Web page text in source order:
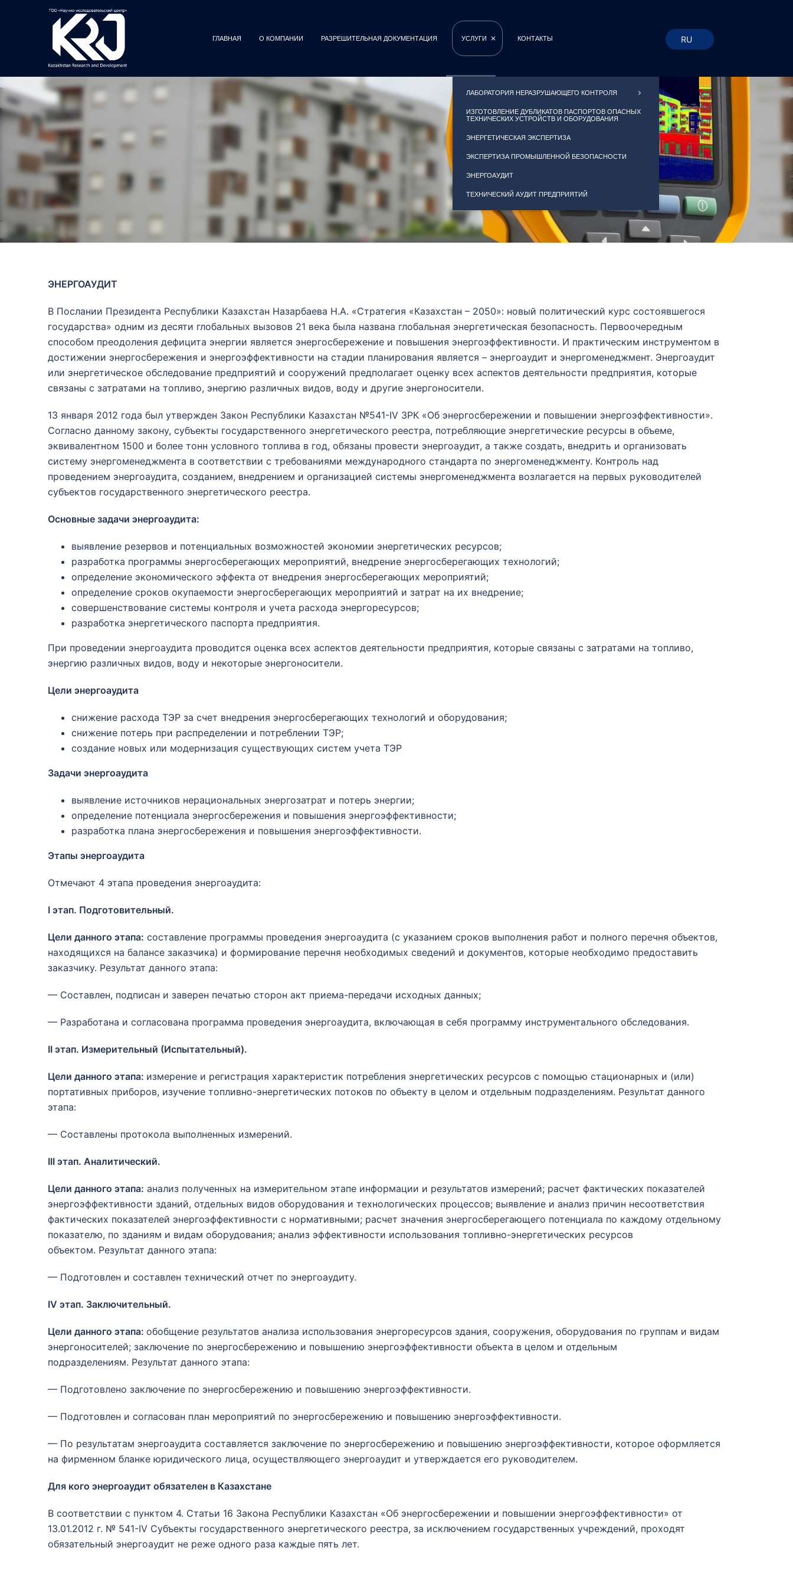
ГЛАВНАЯ О КОМПАНИИ РАЗРЕШИТЕЛЬНАЯ ДОКУМЕНТАЦИЯ УСЛУГИ
ЛАБОРАТОРИЯ НЕРАЗРУШАЮЩЕГО КОНТРОЛЯ
ИЗГОТОВЛЕНИЕ ДУБЛИКАТОВ ПАСПОРТОВ ОПАСНЫХ
ТЕХНИЧЕСКИХ УСТРОЙСТВ И ОБОРУДОВАНИЯ
ЭНЕРГЕТИЧЕСКАЯ ЭКСПЕРТИЗА
ЭКСПЕРТИЗА ПРОМЫШЛЕННОЙ БЕЗОПАСНОСТИ
ЭНЕРГОАУДИТ
ТЕХНИЧЕСКИЙ АУДИТ ПРЕДПРИЯТИЙ
КОНТАКТЫ
ЭНЕРГОАУДИТ
В Послании Президента Республики Казахстан Назарбаева Н.А. «Стратегия «Казахстан – 2050»: новый политический курс состоявшегося
государства» одним из десяти глобальных вызовов 21 века была названа глобальная энергетическая безопасность. Первоочередным
способом преодоления дефицита энергии является энергосбережение и повышения энергоэффективности. И практическим инструментом в
достижении энергосбережения и энергоэффективности на стадии планирования является – энергоаудит и энергоменеджмент. Энергоаудит
или энергетическое обследование предприятий и сооружений предполагает оценку всех аспектов деятельности предприятия, которые
связаны с затратами на топливо, энергию различных видов, воду и другие энергоносители.
13 января 2012 года был утвержден Закон Республики Казахстан №541-IV ЗРК «Об энергосбережении и повышении энергоэффективности».
Согласно данному закону, субъекты государственного энергетического реестра, потребляющие энергетические ресурсы в объеме,
эквивалентном 1500 и более тонн условного топлива в год, обязаны провести энергоаудит, а также создать, внедрить и организовать
систему энергоменеджмента в соответствии с требованиями международного стандарта по энергоменеджменту. Контроль над
проведением энергоаудита, созданием, внедрением и организацией системы энергоменеджмента возлагается на первых руководителей
субъектов государственного энергетического реестра.
Основные задачи энергоаудита:
выявление резервов и потенциальных возможностей экономии энергетических ресурсов;
разработка программы энергосберегающих мероприятий, внедрение энергосберегающих технологий;
определение экономического эффекта от внедрения энергосберегающих мероприятий;
определение сроков окупаемости энергосберегающих мероприятий и затрат на их внедрение;
совершенствование системы контроля и учета расхода энергоресурсов;
разработка энергетического паспорта предприятия.
При проведении энергоаудита проводится оценка всех аспектов деятельности предприятия, которые связаны с затратами на топливо,
энергию различных видов, воду и некоторые энергоносители.
Цели энергоаудита
снижение расхода ТЭР за счет внедрения энергосберегающих технологий и оборудования;
снижение потерь при распределении и потреблении ТЭР;
создание новых или модернизация существующих систем учета ТЭР
Задачи энергоаудита
выявление источников нерациональных энергозатрат и потерь энергии;
определение потенциала энергосбережения и повышения энергоэффективности;
разработка плана энергосбережения и повышения энергоэффективности.
Этапы энергоаудита
Отмечают 4 этапа проведения энергоаудита:
I этап. Подготовительный.
Цели данного этапа: составление программы проведения энергоаудита (с указанием сроков выполнения работ и полного перечня объектов,
находящихся на балансе заказчика) и формирование перечня необходимых сведений и документов, которые необходимо предоставить
заказчику. Результат данного этапа:
— Составлен, подписан и заверен печатью сторон акт приема-передачи исходных данных;
— Разработана и согласована программа проведения энергоаудита, включающая в себя программу инструментального обследования.
II этап. Измерительный (Испытательный).
Цели данного этапа: измерение и регистрация характеристик потребления энергетических ресурсов с помощью стационарных и (или)
портативных приборов, изучение топливно-энергетических потоков по объекту в целом и отдельным подразделениям. Результат данного
этапа:
— Составлены протокола выполненных измерений.
ІІІ этап. Аналитический.
Цели данного этапа: анализ полученных на измерительном этапе информации и результатов измерений; расчет фактических показателей
энергоэффективности зданий, отдельных видов оборудования и технологических процессов; выявление и анализ причин несоответствия
фактических показателей энергоэффективности с нормативными; расчет значения энергосберегающего потенциала по каждому отдельному
показателю, по зданиям и видам оборудования; анализ эффективности использования топливно-энергетических ресурсов
объектом. Результат данного этапа:
— Подготовлен и составлен технический отчет по энергоаудиту.
IV этап. Заключительный.
Цели данного этапа: обобщение результатов анализа использования энергоресурсов здания, сооружения, оборудования по группам и видам
энергоносителей; заключение по энергосбережению и повышению энергоэффективности объекта в целом и отдельным
подразделениям. Результат данного этапа:
— Подготовлено заключение по энергосбережению и повышению энергоэффективности.
— Подготовлен и согласован план мероприятий по энергосбережению и повышению энергоэффективности.
— По результатам энергоаудита составляется заключение по энергосбережению и повышению энергоэффективности, которое оформляется
на фирменном бланке юридического лица, осуществляющего энергоаудит и утверждается его руководителем.
Для кого энергоаудит обязателен в Казахстане
В соответствии с пунктом 4. Статьи 16 Закона Республики Казахстан «Об энергосбережении и повышении энергоэффективности» от
13.01.2012 г. № 541-IV Субъекты государственного энергетического реестра, за исключением государственных учреждений, проходят
обязательный энергоаудит не реже одного раза каждые пять лет.
RU